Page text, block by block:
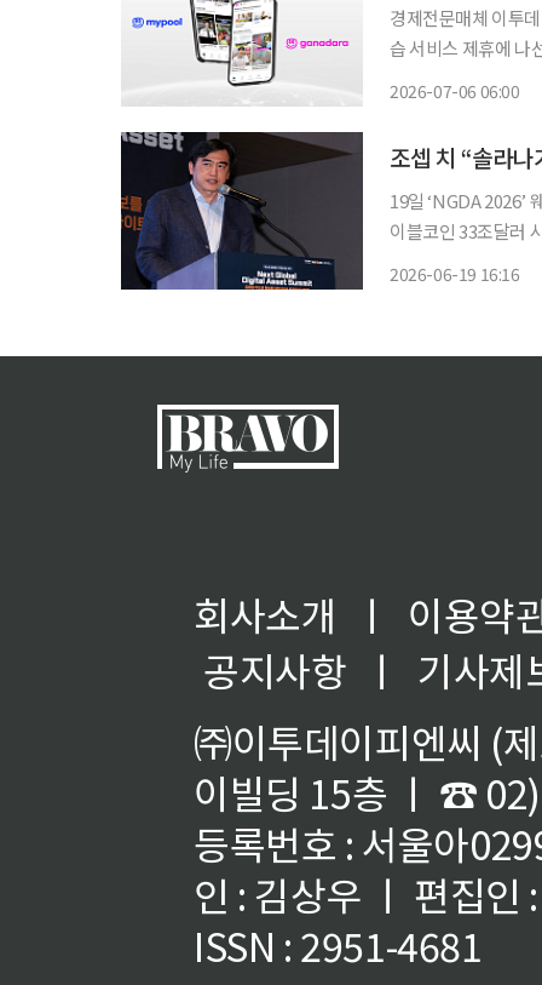
경제전문매체 이투
습 서비스 제휴에 나선다. 이번 협약에 따라 이투데이는 국내 독자에게 이카
2026-07-06 06:00
19일 ‘NGDA 2026’
이블코인 33조달러
2026-06-19 16:16
회사소개 ㅣ
이용약
공지사항
ㅣ
기사제
㈜이투데이피엔씨 (
이빌딩 15층 ㅣ ☎
등록번호 : 서울아
인 : 김상우 ㅣ 편집인
ISSN : 2951-4681